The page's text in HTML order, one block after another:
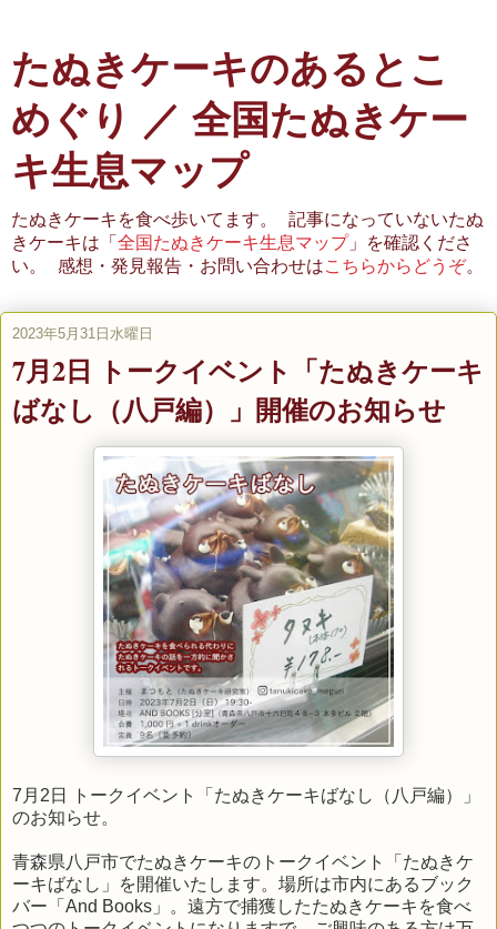
たぬきケーキのあるとこ
めぐり ／ 全国たぬきケー
キ生息マップ
たぬきケーキを食べ歩いてます。 記事になっていないたぬ
きケーキは「 全国たぬきケーキ生息マップ」を確認くださ
い。 感想・発見報告・お問い合わせはこちらからどうぞ。
2023年5月31日水曜日
7月2日 トークイベント「たぬきケーキ
ばなし（八戸編）」開催のお知らせ
7月2日 トークイベント「たぬきケーキばなし（八戸編）」
のお知らせ。
青森県八戸市でたぬきケーキのトークイベント「たぬきケ
ーキばなし」を開催いたします。場所は市内にあるブック
バー「And Books」。遠方で捕獲したたぬきケーキを食べ